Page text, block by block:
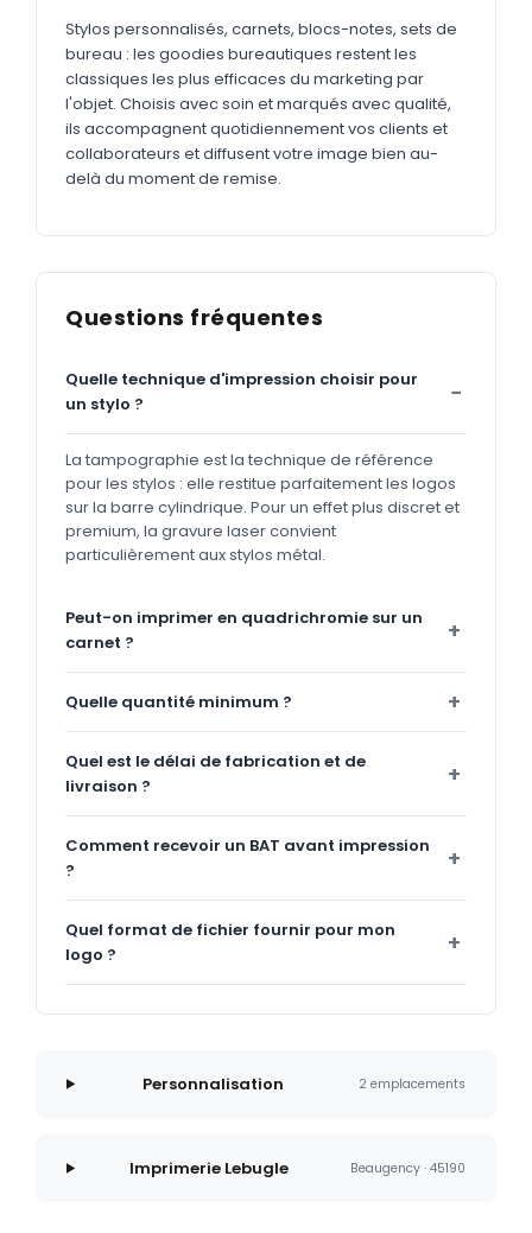
Stylos personnalisés, carnets, blocs-notes, sets de
bureau : les goodies bureautiques restent les
classiques les plus efficaces du marketing par
l'objet. Choisis avec soin et marqués avec qualité,
ils accompagnent quotidiennement vos clients et
collaborateurs et diffusent votre image bien au-
delà du moment de remise.
Questions fréquentes
Quelle technique d'impression choisir pour
un stylo ?
La tampographie est la technique de référence
pour les stylos : elle restitue parfaitement les logos
sur la barre cylindrique. Pour un effet plus discret et
premium, la gravure laser convient
particulièrement aux stylos métal.
Peut-on imprimer en quadrichromie sur un
carnet ?
Quelle quantité minimum ?
Quel est le délai de fabrication et de
livraison ?
Comment recevoir un BAT avant impression
?
Quel format de fichier fournir pour mon
logo ?
Personnalisation 2 emplacements
Imprimerie Lebugle Beaugency · 45190